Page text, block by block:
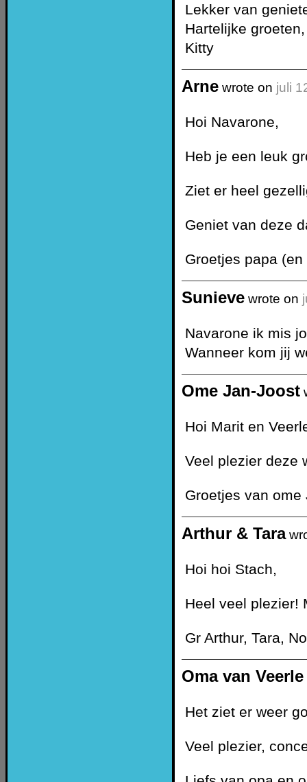
Lekker van
Hartelijke groeten,
Kitty
Arne wrote on juli
Hoi Navarone,
Heb je een leuk
Ziet er heel
Geniet van deze
Groetjes papa
Sunieve wrote on
Navarone ik mis
Wanneer kom jij
Ome Jan-Joost
Hoi Marit en
Veel plezier deze
Groetjes van ome
Arthur & Tara
Hoi hoi Stach,
Heel veel plezier!
Gr Arthur, Tara,
Oma van
Het ziet er weer
Veel plezier,